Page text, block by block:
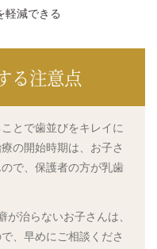
軽減できる
る注意点
とで歯並びをキレイに
の開始時期は、お子さ
で、保護者の方が乳歯
治らないお子さんは、
、早めにご相談くださ